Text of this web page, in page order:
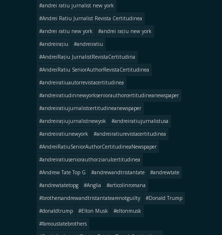
#andrei ratiu jurnalist new york
#Andrei Ratiu Jurnalist Revista Certitudinea
#andrei ratiu new york
#andrei rațiu new york
#andreirațiu
#andreiratiu
#AndreiRațiu JurnalistRevistaCertitudina
#AndreiRatiu SeniorAuthorRevistaCertitudinea
#andreiratiuautorrevistacertitudinea
#andreiratiudinnewyorkseniorauthorcertitudineanewspaper
#andreiratiujurnalistcertitudineanewspaper
#andreirațiujurnalistnewyok
#andreiratiujurnalistusa
#andreiratiunewyork
#andreiratiurevistacertitudinea
#AndreiRatiuSeniorAuthorCertitudineaNewspaper
#andreiratiuseniorauthorziarulcertitudinea
#Andrew Tate Top G
#andrewandtristantate
#andrewtate
#andrewtatetopg
#Anglia
#articolinromana
#brothersandrewandtristantatearenotguilty
#Donald Trump
#donaldtrump
#Elton Musk
#eltonmusk
#famoustatebrothers